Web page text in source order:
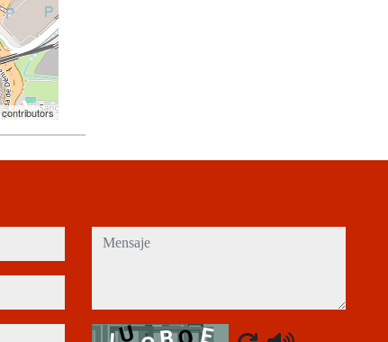
contributors
mensaje
Captcha